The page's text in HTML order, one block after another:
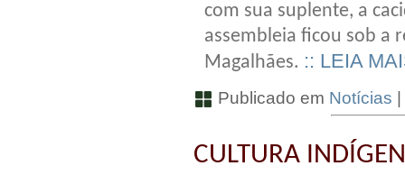
com sua suplente, a
assembleia ficou sob a
Magalhães. :: LEIA
Publicado em Notícias
CULTURA